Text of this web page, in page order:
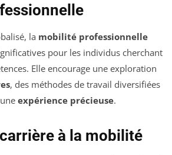
la mobilité professionnelle
pour les individus cherchant
Elle encourage une exploration
, des méthodes de travail diversifiées
expérience précieuse.
à la mobilité